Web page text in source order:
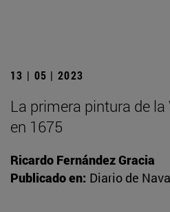
13 | 05 | 2023
La primera pintura de
en 1675
Ricardo Fernández Gracia
Publicado en: Diario de